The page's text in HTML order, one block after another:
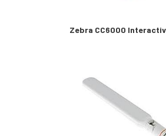
Zebra CC6000